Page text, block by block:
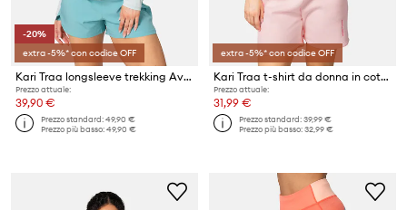
-20%
extra -5%* con codice OFF
Kari Traa longsleeve trekking Ava
Prezzo attuale:
39,90 €
Prezzo standard:49,90 €
Prezzo più basso:49,90 €
extra -5%* con codice OFF
Kari Traa t-shirt da donna in cotone Anelie
Prezzo attuale:
31,99 €
Prezzo standard:39,99 €
Prezzo più basso:32,99 €